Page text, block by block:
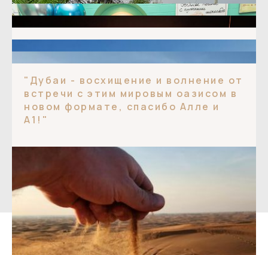
"Дубаи - восхищение и волнение от
встречи с этим мировым оазисом в
новом формате, спасибо Алле и
А1!"